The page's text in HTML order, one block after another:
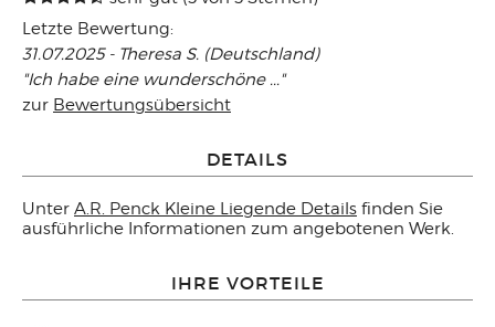
Letzte Bewertung:
31.07.2025 - Theresa S. (Deutschland)
"Ich habe eine wunderschöne ..."
zur Bewertungsübersicht
DETAILS
Unter A.R. Penck Kleine Liegende Details finden Sie
ausführliche Informationen zum angebotenen Werk.
IHRE VORTEILE